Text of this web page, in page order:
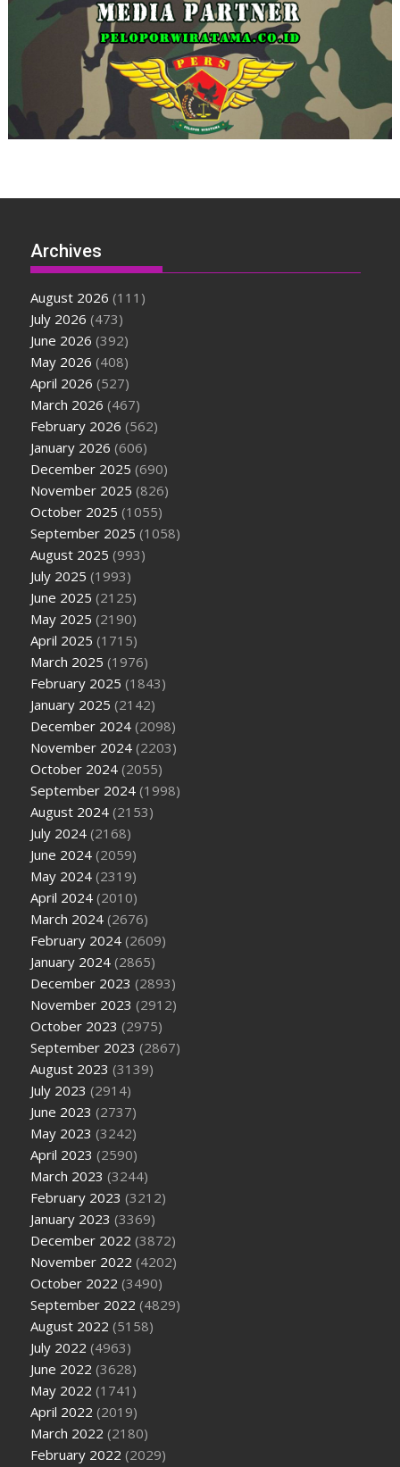
Archives
August 2026 (111)
July 2026 (473)
June 2026 (392)
May 2026 (408)
April 2026 (527)
March 2026 (467)
February 2026 (562)
January 2026 (606)
December 2025 (690)
November 2025 (826)
October 2025 (1055)
September 2025 (1058)
August 2025 (993)
July 2025 (1993)
June 2025 (2125)
May 2025 (2190)
April 2025 (1715)
March 2025 (1976)
February 2025 (1843)
January 2025 (2142)
December 2024 (2098)
November 2024 (2203)
October 2024 (2055)
September 2024 (1998)
August 2024 (2153)
July 2024 (2168)
June 2024 (2059)
May 2024 (2319)
April 2024 (2010)
March 2024 (2676)
February 2024 (2609)
January 2024 (2865)
December 2023 (2893)
November 2023 (2912)
October 2023 (2975)
September 2023 (2867)
August 2023 (3139)
July 2023 (2914)
June 2023 (2737)
May 2023 (3242)
April 2023 (2590)
March 2023 (3244)
February 2023 (3212)
January 2023 (3369)
December 2022 (3872)
November 2022 (4202)
October 2022 (3490)
September 2022 (4829)
August 2022 (5158)
July 2022 (4963)
June 2022 (3628)
May 2022 (1741)
April 2022 (2019)
March 2022 (2180)
February 2022 (2029)